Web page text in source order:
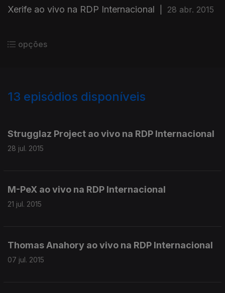
Xerife ao vivo na RDP Internacional 28 abr. 2015
opções
13 episódios disponíveis
Strugglaz Project ao vivo na RDP Internacional
28 jul. 2015
M-PeX ao vivo na RDP Internacional
21 jul. 2015
Thomas Anahory ao vivo na RDP Internacional
07 jul. 2015